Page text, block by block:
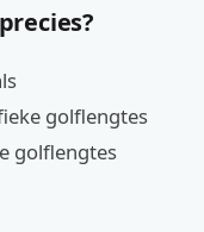
golflengtes
golflengtes